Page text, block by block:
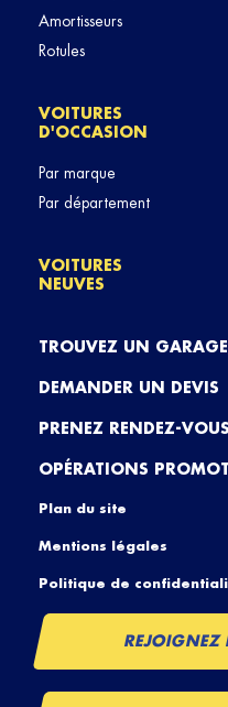
Amortisseurs
Rotules
VOITURES
D'OCCASION
Par marque
Par département
VOITURES
NEUVES
TROUVEZ UN GARAGE
DEMANDER UN DEVIS
PRENEZ RENDEZ-VOUS
OPÉRATIONS
Plan du site
Mentions légales
Politique de
REJOIGNEZ